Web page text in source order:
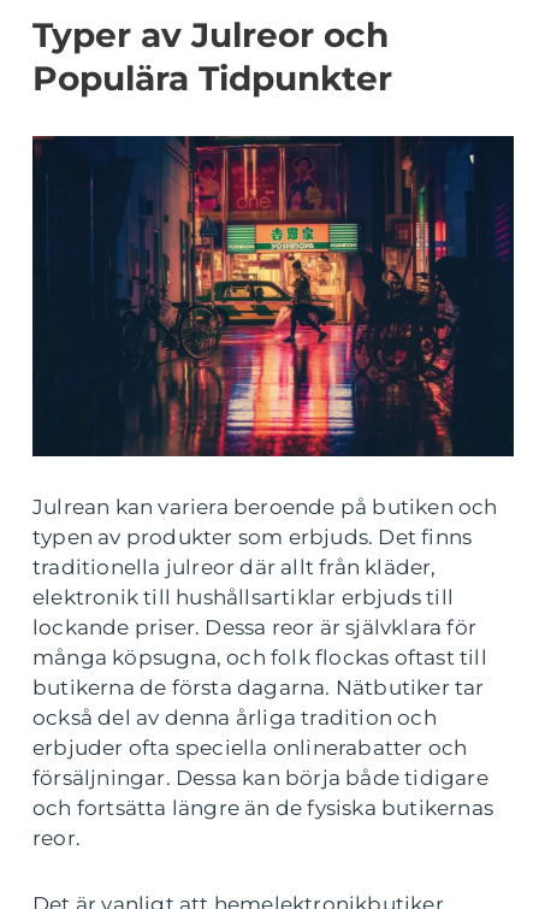
Typer av Julreor och
Populära Tidpunkter
Julrean kan variera beroende på butiken och
typen av produkter som erbjuds. Det finns
traditionella julreor där allt från kläder,
elektronik till hushållsartiklar erbjuds till
lockande priser. Dessa reor är självklara för
många köpsugna, och folk flockas oftast till
butikerna de första dagarna. Nätbutiker tar
också del av denna årliga tradition och
erbjuder ofta speciella onlinerabatter och
försäljningar. Dessa kan börja både tidigare
och fortsätta längre än de fysiska butikernas
reor.
Det är vanligt att hemelektronikbutiker